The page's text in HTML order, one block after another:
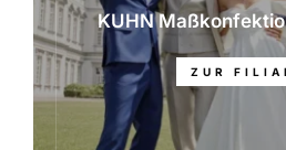
KUHN
ZUR